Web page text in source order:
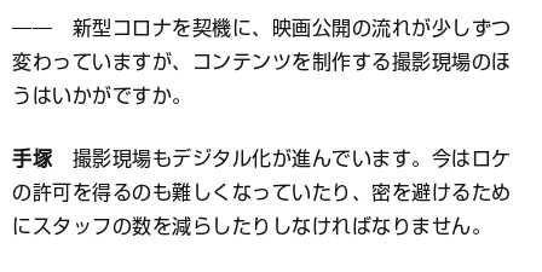
―― 新型コロナを契機に、映画公開の流れが少しずつ
変わっていますが、コンテンツを制作する撮影現場のほ
うはいかがですか。
手塚 撮影現場もデジタル化が進んでいます。今はロケ
の許可を得るのも難しくなっていたり、密を避けるため
にスタッフの数を減らしたりしなければなりません。